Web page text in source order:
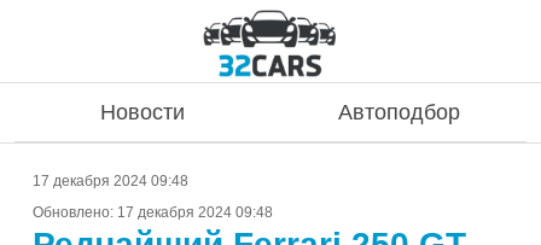
Новости Автоподбор
17 декабря 2024 09:48
Обновлено: 17 декабря 2024 09:48